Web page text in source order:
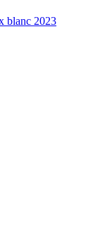
blanc 2023